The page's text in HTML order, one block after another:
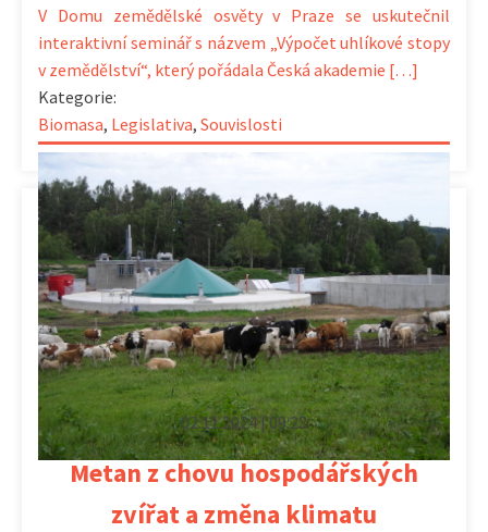
V Domu zemědělské osvěty v Praze se uskutečnil
interaktivní seminář s názvem „Výpočet uhlíkové stopy
v zemědělství“, který pořádala Česká akademie […]
Kategorie:
Biomasa, Legislativa, Souvislosti
02.11.2024 | 09:23
Metan z chovu hospodářských
zvířat a změna klimatu